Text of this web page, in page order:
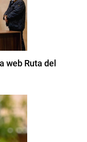
web Ruta del